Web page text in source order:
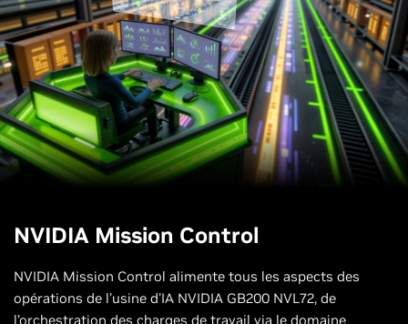
NVIDIA Mission Control
NVIDIA Mission Control alimente tous les aspects des
opérations de l'usine d'IA NVIDIA GB200 NVL72, de
l’orchestration des charges de travail via le domaine